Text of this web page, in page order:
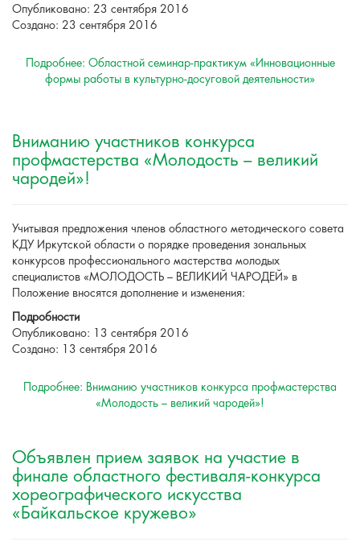
Опубликовано: 23 сентября 2016
Создано: 23 сентября 2016
Подробнее: Областной семинар-практикум «Инновационные
формы работы в культурно-досуговой деятельности»
Вниманию участников конкурса
профмастерства «Молодость – великий
чародей»!
Учитывая предложения членов областного методического совета
КДУ Иркутской области о порядке проведения зональных
конкурсов профессионального мастерства молодых
специалистов «МОЛОДОСТЬ – ВЕЛИКИЙ ЧАРОДЕЙ» в
Положение вносятся дополнение и изменения:
Подробности
Опубликовано: 13 сентября 2016
Создано: 13 сентября 2016
Подробнее: Вниманию участников конкурса профмастерства
«Молодость – великий чародей»!
Объявлен прием заявок на участие в
финале областного фестиваля-конкурса
хореографического искусства
«Байкальское кружево»